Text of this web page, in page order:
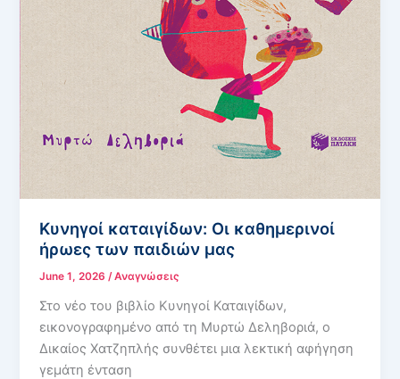
Κυνηγοί καταιγίδων: Οι καθημερινοί
ήρωες των παιδιών μας
June 1, 2026/Αναγνώσεις
Στο νέο του βιβλίο Κυνηγοί Καταιγίδων,
εικονογραφημένο από τη Μυρτώ Δεληβοριά, ο
Δικαίος Χατζηπλής συνθέτει μια λεκτική αφήγηση
γεμάτη ένταση